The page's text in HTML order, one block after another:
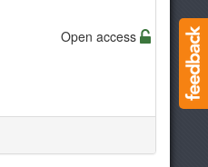
Open access